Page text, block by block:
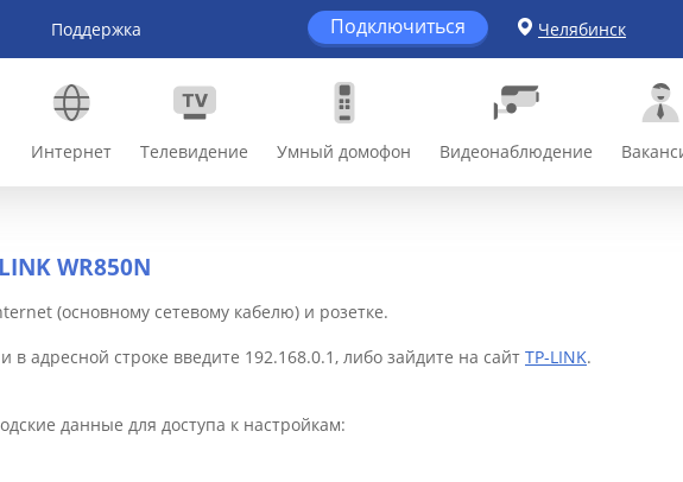
Поддержка Подключиться Челябинск
Интернет Телевидение Умный домофон Видеонаблюдение
WR850N
(основному сетевому кабелю) и розетке.
в адресной строке введите 192.168.0.1, либо зайдите на сайт TP-LINK.
данные для доступа к настройкам: